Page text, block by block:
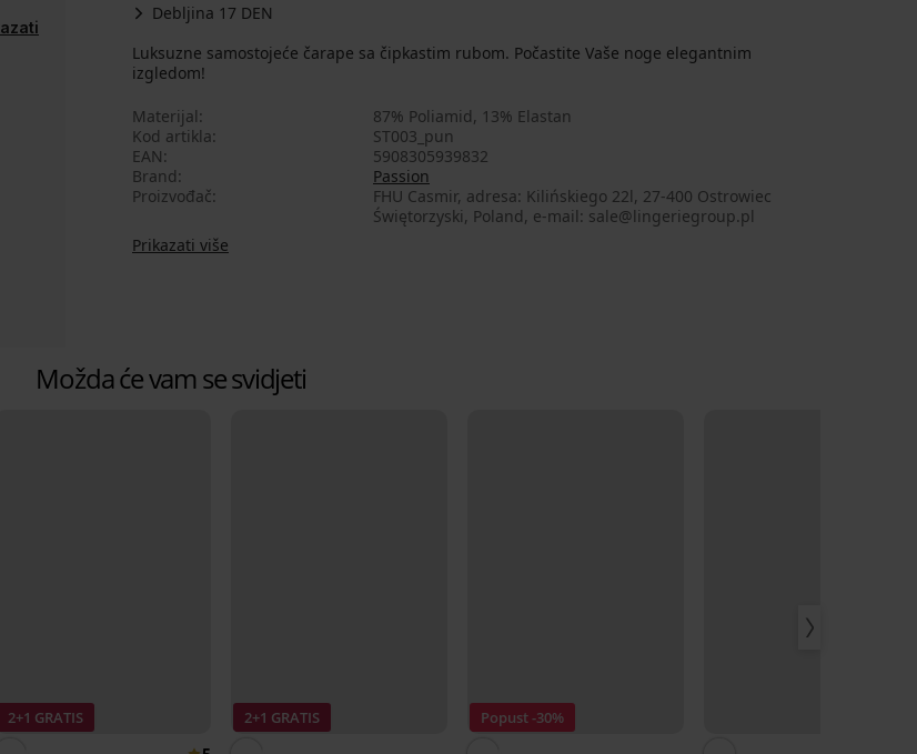
Debljina 17 DEN
Luksuzne samostojeće čarape sa čipkastim rubom. Počastite Vaše noge elegantnim
izgledom!
Materijal
87% Poliamid, 13% Elastan
Kod artikla
ST003_pun
EAN
5908305939832
Brand
Passion
Proizvođač
FHU Casmir, adresa: Kilińskiego 22l, 27-400 Ostrowiec
Świętorzyski, Poland, e-mail: sale@lingeriegroup.pl
Prikazati više
Možda će vam se svidjeti
2+1 GRATIS 2+1 GRATIS Popust -30%